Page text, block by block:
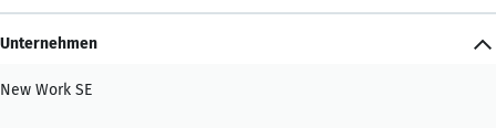
Unternehmen
New Work SE